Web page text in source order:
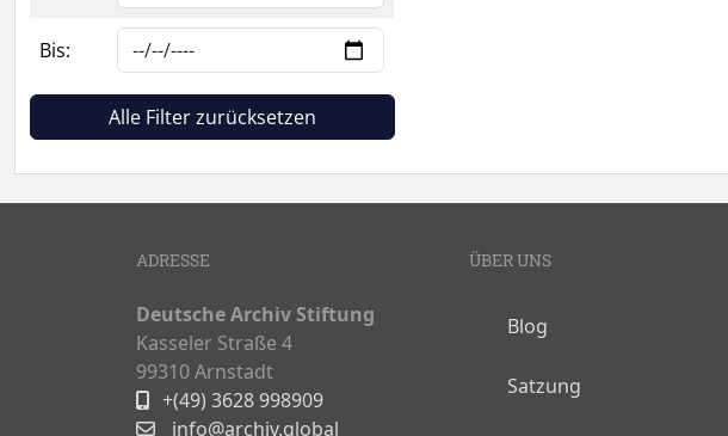
Bis:
Alle Filter zurücksetzen
ADRESSE
Deutsche Archiv Stiftung
Kasseler Straße 4
99310 Arnstadt
+(49) 3628 998909
info@archiv.global
ÜBER UNS
Blog
Satzung